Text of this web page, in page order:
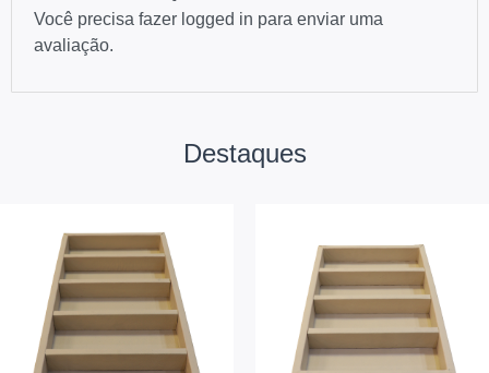
Você precisa fazer logged in para enviar uma
avaliação.
Destaques